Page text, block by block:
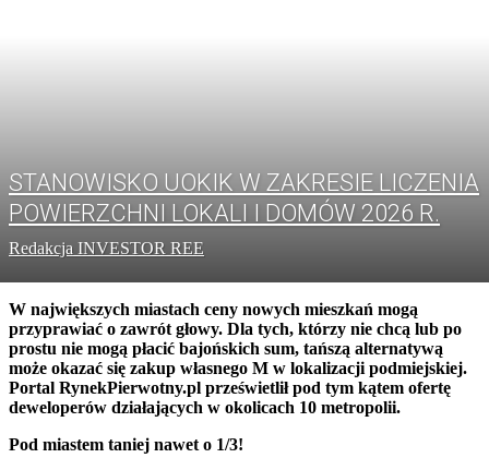
STANOWISKO UOKIK W ZAKRESIE LICZENIA
POWIERZCHNI LOKALI I DOMÓW 2026 R.
Redakcja INVESTOR REE
W największych miastach ceny nowych mieszkań mogą
przyprawiać o zawrót głowy. Dla tych, którzy nie chcą lub po
prostu nie mogą płacić bajońskich sum, tańszą alternatywą
może okazać się zakup własnego M w lokalizacji podmiejskiej.
Portal RynekPierwotny.pl prześwietlił pod tym kątem ofertę
deweloperów działających w okolicach 10 metropolii.
Pod miastem taniej nawet o 1/3!